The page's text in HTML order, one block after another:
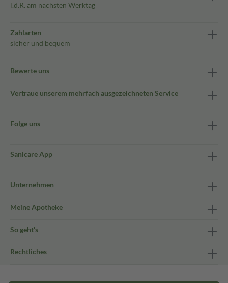
i.d.R. am nächsten Werktag
Zahlarten
sicher und bequem
Bewerte uns
Vertraue unserem mehrfach ausgezeichneten Service
Folge uns
Sanicare App
Unternehmen
Meine Apotheke
So geht's
Rechtliches